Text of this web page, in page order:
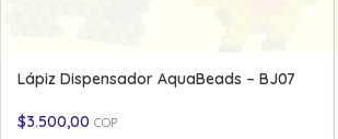
Lápiz Dispensador AquaBeads – BJ07
$3.500,00 COP